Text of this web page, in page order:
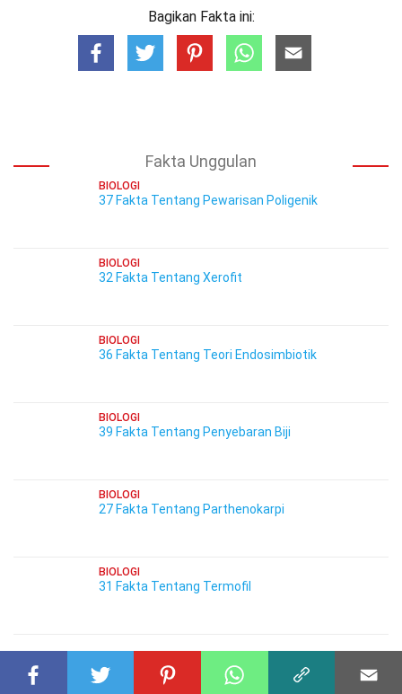
Bagikan Fakta ini:
Fakta Unggulan
BIOLOGI
37 Fakta Tentang Pewarisan Poligenik
BIOLOGI
32 Fakta Tentang Xerofit
BIOLOGI
36 Fakta Tentang Teori Endosimbiotik
BIOLOGI
39 Fakta Tentang Penyebaran Biji
BIOLOGI
27 Fakta Tentang Parthenokarpi
BIOLOGI
31 Fakta Tentang Termofil